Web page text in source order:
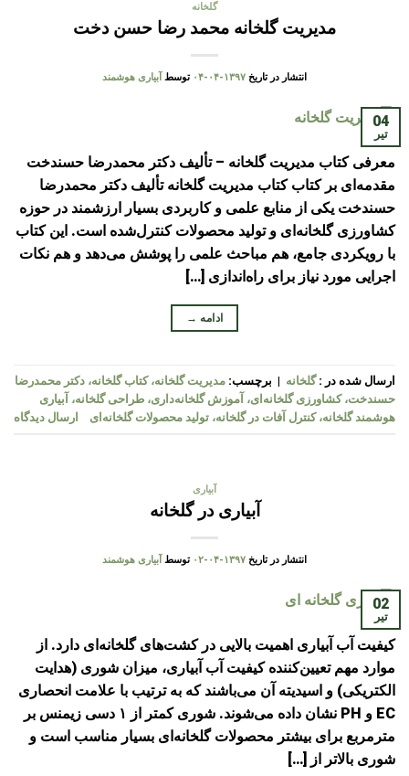
گلخانه
مدیریت گلخانه محمد رضا حسن دخت
انتشار در تاریخ ۱۳۹۷-۰۴-۰۴ توسط آبیاری هوشمند
04
تیر
معرفی کتاب مدیریت گلخانه – تألیف دکتر محمدرضا حسندخت
مقدمه‌ای بر کتاب کتاب مدیریت گلخانه تألیف دکتر محمدرضا
حسندخت یکی از منابع علمی و کاربردی بسیار ارزشمند در حوزه
کشاورزی گلخانه‌ای و تولید محصولات کنترل‌شده است. این کتاب
با رویکردی جامع، هم مباحث علمی را پوشش می‌دهد و هم نکات
اجرایی مورد نیاز برای راه‌اندازی […]
ادامه →
ارسال شده در :گلخانه | برچسب: مدیریت گلخانه، کتاب گلخانه، دکتر محمدرضا
حسندخت، کشاورزی گلخانه‌ای، آموزش گلخانه‌داری، طراحی گلخانه، آبیاری
هوشمند گلخانه، کنترل آفات در گلخانه، تولید محصولات گلخانه‌ای
ارسال دیدگاه
آبیاری
آبیاری در گلخانه
انتشار در تاریخ ۱۳۹۷-۰۴-۰۲ توسط آبیاری هوشمند
02
تیر
کیفیت آب آبیاری اهمیت بالایی در کشت‌های گلخانه‌ای دارد. از
موارد مهم تعیین‌کننده کیفیت آب آبیاری، میزان شوری (هدایت
الکتریکی) و اسیدیته آن می‌باشند که به ترتیب با علامت انحصاری
EC و PH نشان داده می‌شوند. شوری کمتر از ۱ دسی زیمنس بر
مترمربع برای بیشتر محصولات گلخانه‌ای بسیار مناسب است و
شوری بالاتر از […]